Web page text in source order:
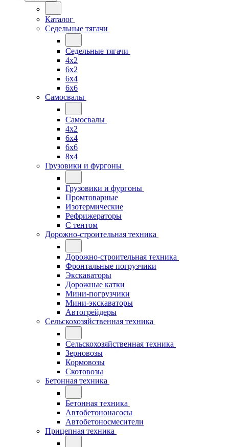
Каталог
Седельные тягачи
Седельные тягачи
4x2
6x2
6x4
6x6
Самосвалы
Самосвалы
4x2
6x4
6x6
8x4
Грузовики и фургоны
Грузовики и фургоны
Промтоварные
Изотермические
Рефрижераторы
С тентом
Дорожно-строительная техника
Дорожно-строительная техника
Фронтальные погрузчики
Экскаваторы
Дорожные катки
Мини-погрузчики
Мини-экскаваторы
Автогрейдеры
Сельскохозяйственная техника
Сельскохозяйственная техника
Зерновозы
Кормовозы
Скотовозы
Бетонная техника
Бетонная техника
Автобетононасосы
Автобетоносмесители
Прицепная техника